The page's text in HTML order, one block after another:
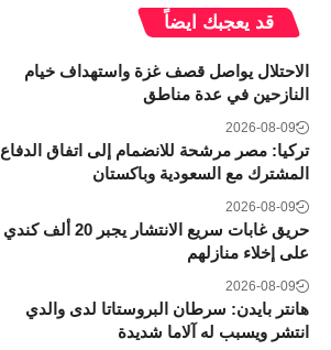
قد يعجبك ايضاً
الاحتلال يواصل قصف غزة واستهداف خيام
النازحين في عدة مناطق
2026-08-09
تركيا: مصر مرشحة للانضمام إلى اتفاق الدفاع
المشترك مع السعودية وباكستان
2026-08-09
حريق غابات سريع الانتشار يجبر 20 ألف كندي
على إخلاء منازلهم
2026-08-09
هانتر بايدن: سرطان البروستاتا لدى والدي
انتشر ويسبب له آلاما شديدة